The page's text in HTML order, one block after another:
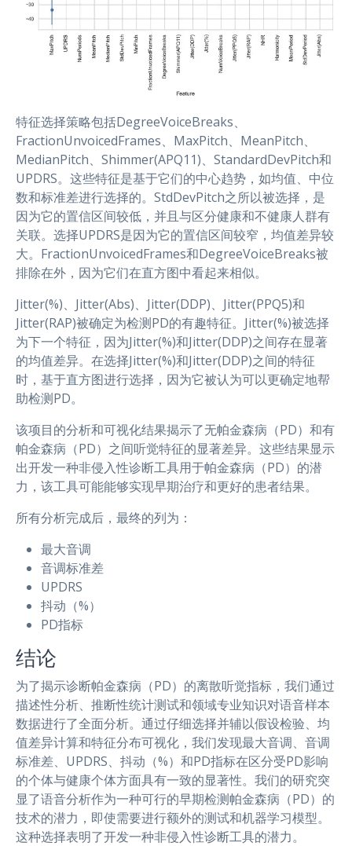
特征选择策略包括DegreeVoiceBreaks、
FractionUnvoicedFrames、MaxPitch、MeanPitch、
MedianPitch、Shimmer(APQ11)、StandardDevPitch和
UPDRS。这些特征是基于它们的中心趋势，如均值、中位
数和标准差进行选择的。StdDevPitch之所以被选择，是
因为它的置信区间较低，并且与区分健康和不健康人群有
关联。选择UPDRS是因为它的置信区间较窄，均值差异较
大。FractionUnvoicedFrames和DegreeVoiceBreaks被
排除在外，因为它们在直方图中看起来相似。
Jitter(%)、Jitter(Abs)、Jitter(DDP)、Jitter(PPQ5)和
Jitter(RAP)被确定为检测PD的有趣特征。Jitter(%)被选择
为下一个特征，因为Jitter(%)和Jitter(DDP)之间存在显著
的均值差异。在选择Jitter(%)和Jitter(DDP)之间的特征
时，基于直方图进行选择，因为它被认为可以更确定地帮
助检测PD。
该项目的分析和可视化结果揭示了无帕金森病（PD）和有
帕金森病（PD）之间听觉特征的显著差异。这些结果显示
出开发一种非侵入性诊断工具用于帕金森病（PD）的潜
力，该工具可能能够实现早期治疗和更好的患者结果。
所有分析完成后，最终的列为：
最大音调
音调标准差
UPDRS
抖动（%）
PD指标
结论
为了揭示诊断帕金森病（PD）的离散听觉指标，我们通过
描述性分析、推断性统计测试和领域专业知识对语音样本
数据进行了全面分析。通过仔细选择并辅以假设检验、均
值差异计算和特征分布可视化，我们发现最大音调、音调
标准差、UPDRS、抖动（%）和PD指标在区分受PD影响
的个体与健康个体方面具有一致的显著性。我们的研究突
显了语音分析作为一种可行的早期检测帕金森病（PD）的
技术的潜力，即使需要进行额外的测试和机器学习模型。
这种选择表明了开发一种非侵入性诊断工具的潜力。